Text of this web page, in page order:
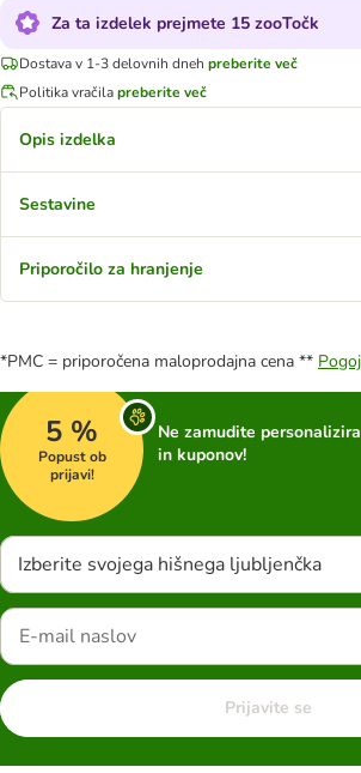
Za ta izdelek prejmete 15 zooTočk
Dostava v 1-3 delovnih dneh preberite več
Politika vračilapreberite več
Opis izdelka
Sestavine
Priporočilo za hranjenje
*PMC = priporočena maloprodajna cena **
5 %
Popust ob
prijavi!
Ne zamudite
in kuponov!
Izberite svojega hišnega ljubljenčka
Prijavite se